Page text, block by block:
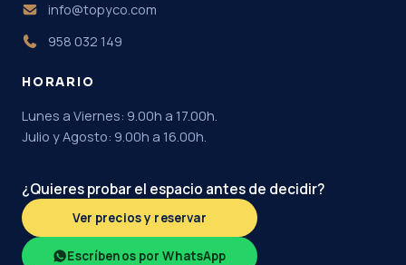
info@topyco.com
958 032 149
HORARIO
Lunes a Viernes: 9.00h a 17.00h.
Julio y Agosto: 9.00h a 16.00h.
¿Quieres probar el espacio antes de decidir?
Ver precios y reservar
Escríbenos por WhatsApp